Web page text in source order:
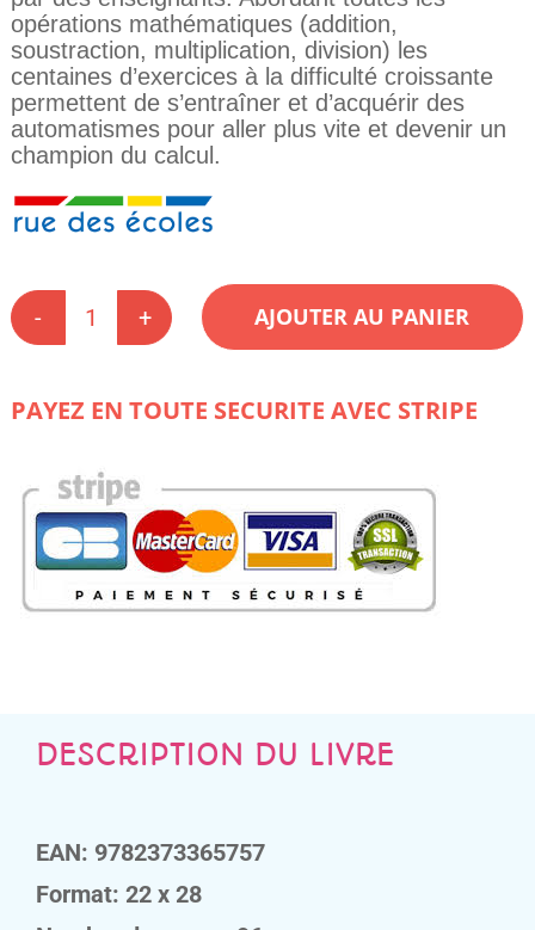
opérations mathématiques (addition,
soustraction, multiplication, division) les
centaines d’exercices à la difficulté croissante
permettent de s’entraîner et d’acquérir des
automatismes pour aller plus vite et devenir un
champion du calcul.
quantité
de
cahier
AJOUTER AU PANIER
PAYEZ EN TOUTE SECURITE AVEC STRIPE
DESCRIPTION DU LIVRE
EAN: 9782373365757
Format: 22 x 28